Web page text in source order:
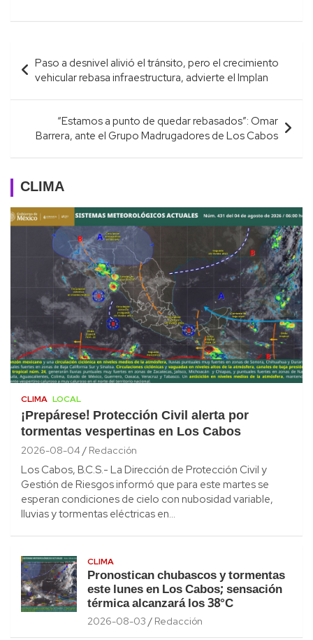
Navegación
de
entradas
Paso a desnivel alivió el tránsito, pero el crecimiento
vehicular rebasa infraestructura, advierte el Implan
“Estamos a punto de quedar rebasados”: Omar
Barrera, ante el Grupo Madrugadores de Los Cabos
CLIMA
CLIMA LOCAL
¡Prepárese! Protección Civil alerta por
tormentas vespertinas en Los Cabos
2026-08-04 Redacción
Los Cabos, B.C.S.- La Dirección de Protección Civil y
Gestión de Riesgos informó que para este martes se
esperan condiciones de cielo con nubosidad variable,
lluvias y tormentas eléctricas en…
CLIMA
Pronostican chubascos y tormentas
este lunes en Los Cabos; sensación
térmica alcanzará los 38°C
2026-08-03 Redacción